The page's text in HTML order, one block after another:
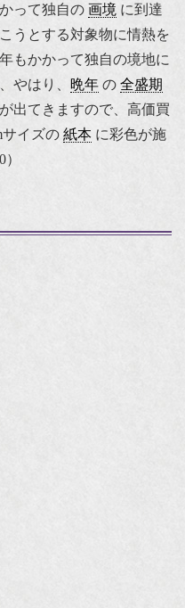
って独自の 画境 に到達
うとする対象物に情熱を
もかかって独自の境地に
やはり、 晩年 の 全盛期
出てきますので、高価買
サイズの 紙本 に彩色が施